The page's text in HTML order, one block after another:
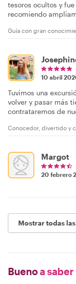
tesoros ocultos y
recomiendo
Guía con gran
10 abril
Tuvimos una
volver y pasar más
contrataremos de
Conocedor, divertido y
Margot
20 febrero
Mostrar todas
Buenoa saber